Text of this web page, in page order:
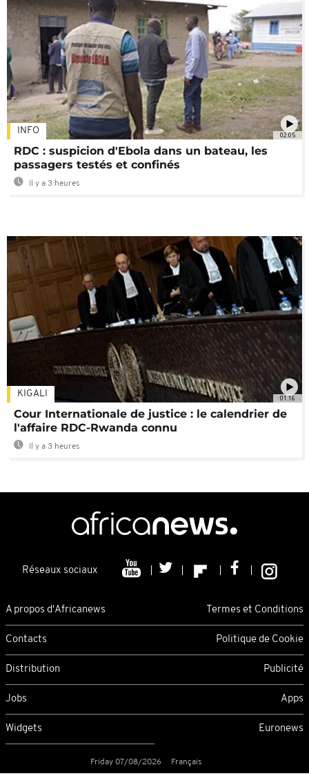
02:05
INFO
RDC : suspicion d'Ebola dans un bateau, les
passagers testés et confinés
Il y a 3 heures
01:16
KIGALI
Cour Internationale de justice : le calendrier de
l'affaire RDC-Rwanda connu
Il y a 3 heures
Réseaux sociaux
A propos d'Africanews Termes et Conditions
Contacts Politique de Cookie
Distribution Publicité
Jobs Apps
Widgets Euronews
Friday 07/08/2026